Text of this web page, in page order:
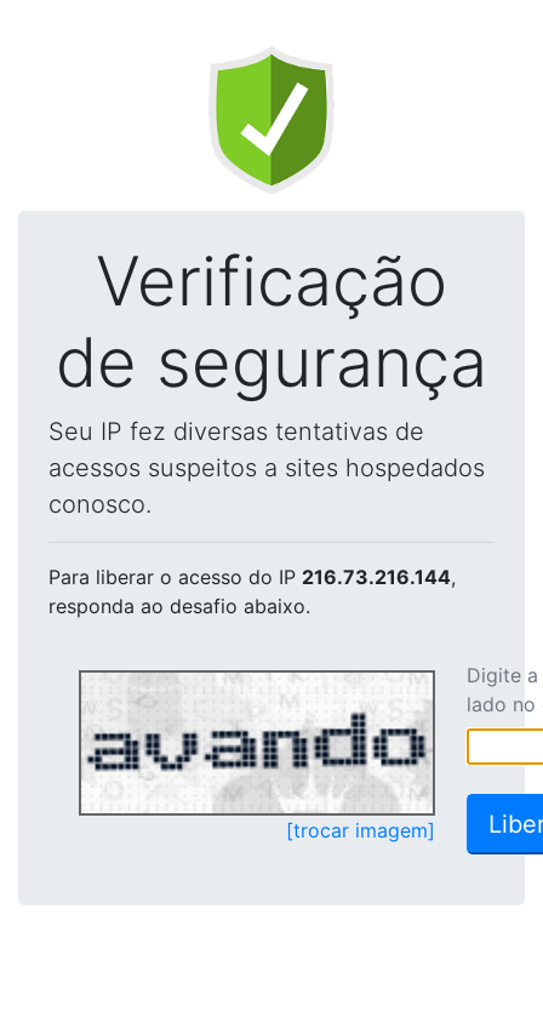
Verificação
de segurança
Seu IP fez diversas tentativas de
acessos suspeitos a sites hospedados
conosco.
Para liberar o acesso do IP 216.73.216.144,
responda ao desafio abaixo.
[trocar imagem]
Digite
lado no